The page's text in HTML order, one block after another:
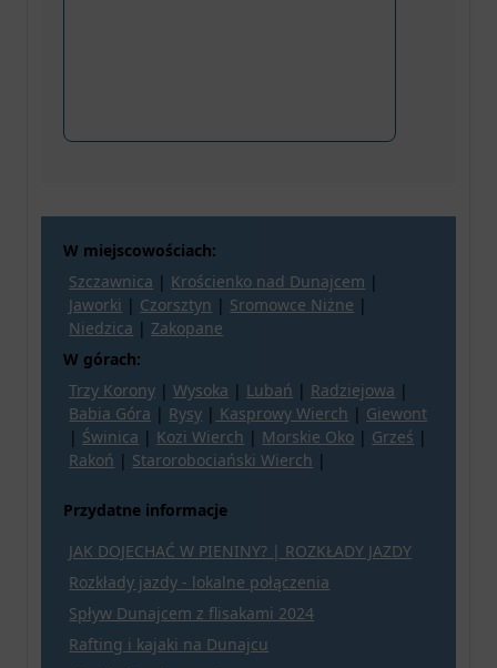
W miejscowościach:
Szczawnica | Krościenko nad Dunajcem |
Jaworki | Czorsztyn | Sromowce Niżne |
Niedzica | Zakopane
W górach:
Trzy Korony |Wysoka | Lubań | Radziejowa |
Babia Góra | Rysy | Kasprowy Wierch | Giewont
| Świnica | Kozi Wierch | Morskie Oko | Grześ |
Rakoń | Starorobociański Wierch |
Przydatne informacje
JAK DOJECHAĆ W PIENINY? | ROZKŁADY JAZDY
Rozkłady jazdy - lokalne połączenia
Spływ Dunajcem z flisakami 2024
Rafting i kajaki na Dunajcu